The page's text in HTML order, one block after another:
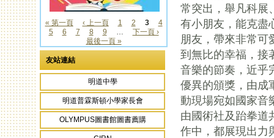
頁面
« 第一頁 ‹ 上一頁 1 2 3
4
5
6 7 8 9 …
下一頁 ›
最後一頁 »
友站連結
明道中學
明道普霖斯頓小學家長會
OLYMPUS圖書館圖書薦購
常突出，舉凡科展
有小朋友，能克盡
朋友，帶來非常可
到無比的幸福，接
音樂的節奏，近乎
優異的頒獎，由成
動現場宛如國家音
由國術社及跆拳道
作中，都展現出力